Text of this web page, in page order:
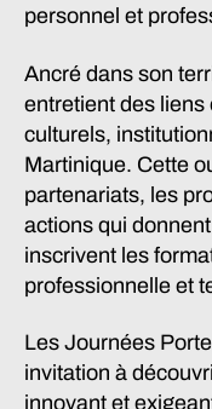
personnel et
Ancré dans son
entretient des
culturels,
Martinique. Cette
partenariats, les
actions qui
inscrivent les
professionnelle et
Les Journées
invitation à
innovant et